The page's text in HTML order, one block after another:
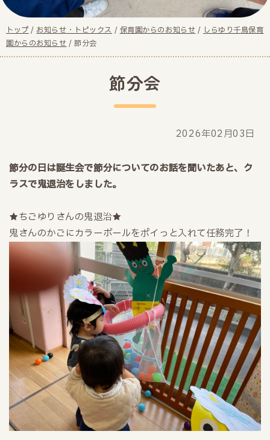
現
在
の
トップ / お知らせ・トピックス / 保育園からのお知らせ / しらゆり千鳥保育
園からのお知らせ /節分会
節分会
2026年02月03日
節分の日は誕生会で節分についてのお話を聞いたあと、ク
ラスで鬼退治をしました。
★ちごゆりさんの鬼退治★
鬼さんのかごにカラーボールをポイっと入れて任務完了！